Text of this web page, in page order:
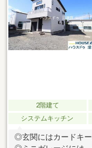
2階建て
システムキッチン
◎玄関にはカードキ